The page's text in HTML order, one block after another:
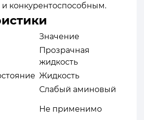
конкурентоспособным.
Значение
Прозрачная
жидкость
Жидкость
Слабый аминовый
Не применимо